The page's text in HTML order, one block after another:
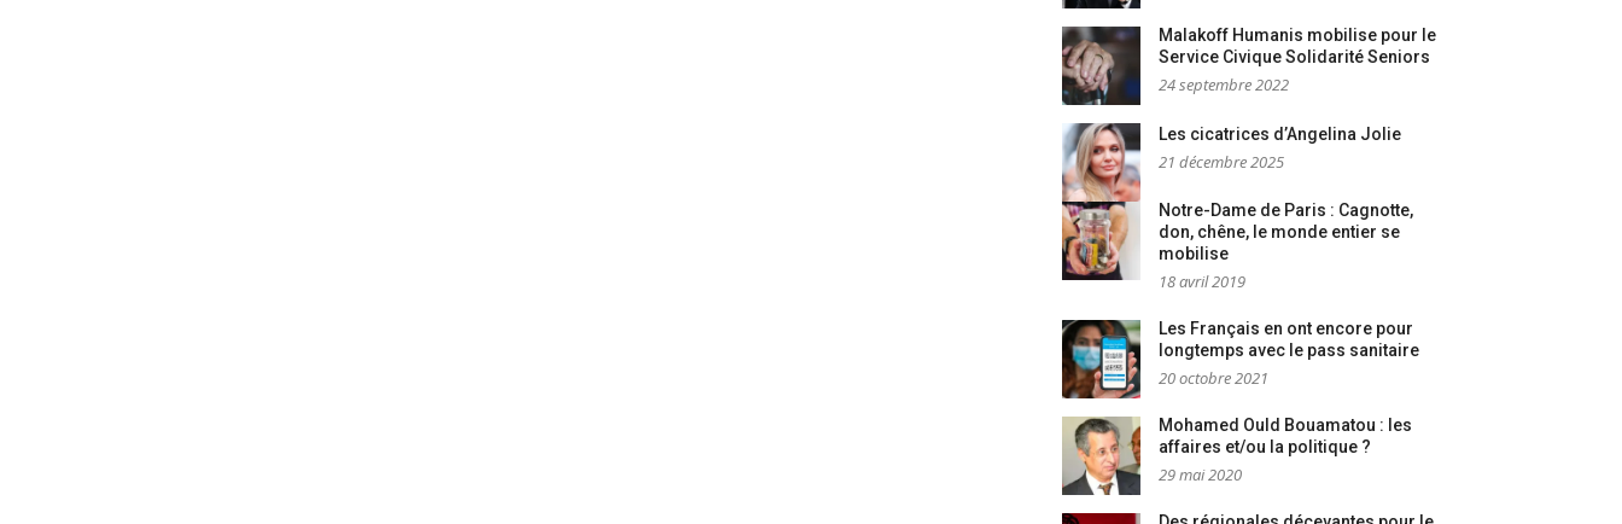
Malakoff Humanis mobilise pour le
Service Civique Solidarité Seniors
24 septembre 2022
Les cicatrices d’Angelina Jolie
21 décembre 2025
Notre-Dame de Paris : Cagnotte,
don, chêne, le monde entier se
mobilise
18 avril 2019
Les Français en ont encore pour
longtemps avec le pass sanitaire
20 octobre 2021
Mohamed Ould Bouamatou : les
affaires et/ou la politique ?
29 mai 2020